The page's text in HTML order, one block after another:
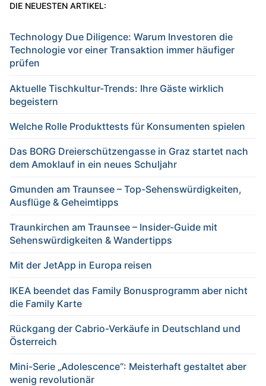
DIE NEUESTEN ARTIKEL:
Technology Due Diligence: Warum Investoren die
Technologie vor einer Transaktion immer häufiger
prüfen
Aktuelle Tischkultur-Trends: Ihre Gäste wirklich
begeistern
Welche Rolle Produkttests für Konsumenten spielen
Das BORG Dreierschützengasse in Graz startet nach
dem Amoklauf in ein neues Schuljahr
Gmunden am Traunsee – Top-Sehenswürdigkeiten,
Ausflüge & Geheimtipps
Traunkirchen am Traunsee – Insider-Guide mit
Sehenswürdigkeiten & Wandertipps
Mit der JetApp in Europa reisen
IKEA beendet das Family Bonusprogramm aber nicht
die Family Karte
Rückgang der Cabrio-Verkäufe in Deutschland und
Österreich
Mini-Serie „Adolescence“: Meisterhaft gestaltet aber
wenig revolutionär